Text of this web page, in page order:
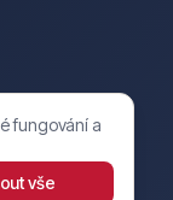
fungování a
vše